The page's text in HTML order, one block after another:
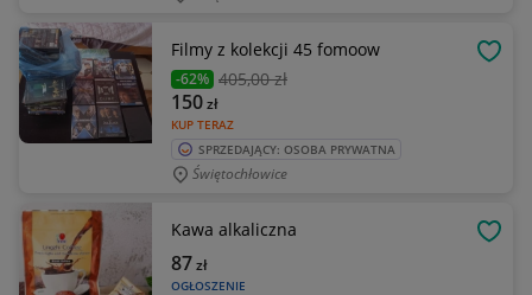
Filmy z kolekcji 45 fomoow
-62% 405,00 zł
KUP TERAZ
150zł
SPRZEDAJĄCY: OSOBA PRYWATNA
Świętochłowice
Kawa alkaliczna
OGŁOSZENIE
87zł